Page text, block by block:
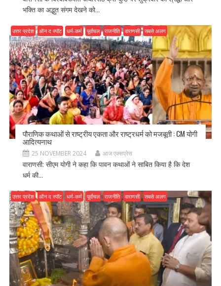
भक्ति का अद्भुत संगम देखने को...
उत्तर प्रदेश ऑन द स्पॉट धर्म-कर्म पूर्वांचल राजनीति वाराणसी सबसे अलग
पौराणिक कथाओं से राष्ट्रीय एकता और राष्ट्रधर्म को मजबूती : CM योगी
आदित्यनाथ
25 NOVEMBER 2024 आज एक्सप्रेस
वाराणसी: सीएम योगी ने कहा कि पावन कथाओं ने साबित किया है कि देश
धर्म की...
उत्तर प्रदेश ऑन द स्पॉट धर्म-कर्म पूर्वांचल राजनीति वाराणसी सबसे अलग